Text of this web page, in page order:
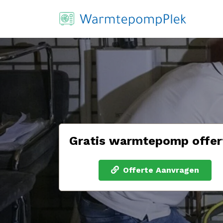
Gratis warmtepomp
Offerte Aanvragen